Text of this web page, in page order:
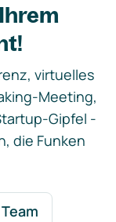
virtuelles
Meeting,
Gipfel -
die Funken